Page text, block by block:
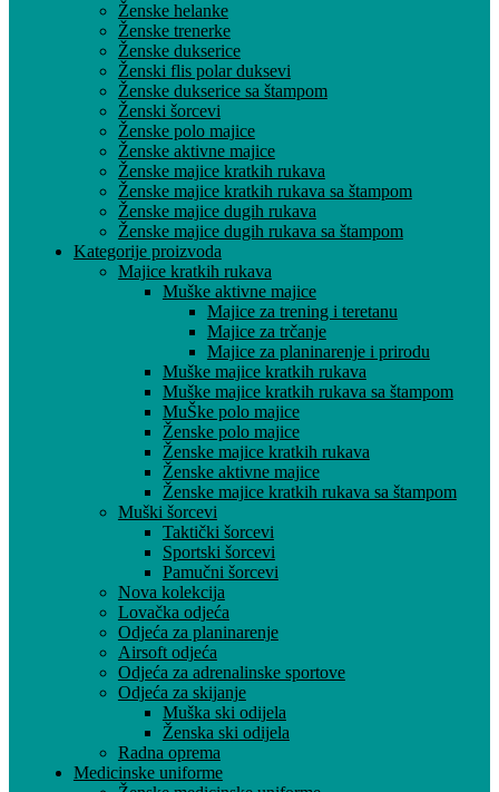
Ženske helanke
Ženske trenerke
Ženske dukserice
Ženski flis polar duksevi
Ženske dukserice sa štampom
Ženski šorcevi
Ženske polo majice
Ženske aktivne majice
Ženske majice kratkih rukava
Ženske majice kratkih rukava sa štampom
Ženske majice dugih rukava
Ženske majice dugih rukava sa štampom
Kategorije proizvoda
Majice kratkih rukava
Muške aktivne majice
Majice za trening i teretanu
Majice za trčanje
Majice za planinarenje i prirodu
Muške majice kratkih rukava
Muške majice kratkih rukava sa štampom
MuŠke polo majice
Ženske polo majice
Ženske majice kratkih rukava
Ženske aktivne majice
Ženske majice kratkih rukava sa štampom
Muški šorcevi
Taktički šorcevi
Sportski šorcevi
Pamučni šorcevi
Nova kolekcija
Lovačka odjeća
Odjeća za planinarenje
Airsoft odjeća
Odjeća za adrenalinske sportove
Odjeća za skijanje
Muška ski odijela
Ženska ski odijela
Radna oprema
Medicinske uniforme